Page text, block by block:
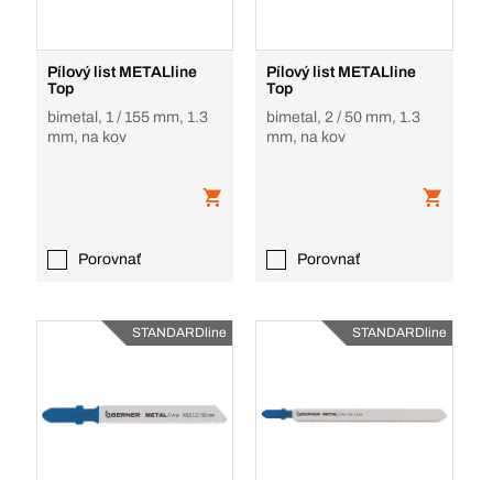
Pílový list METALline
Top
bimetal, 1 / 155 mm, 1.3
mm, na kov
Porovnať
Pílový list METALline
Top
bimetal, 2 / 50 mm, 1.3
mm, na kov
Porovnať
STANDARDline STANDARDline